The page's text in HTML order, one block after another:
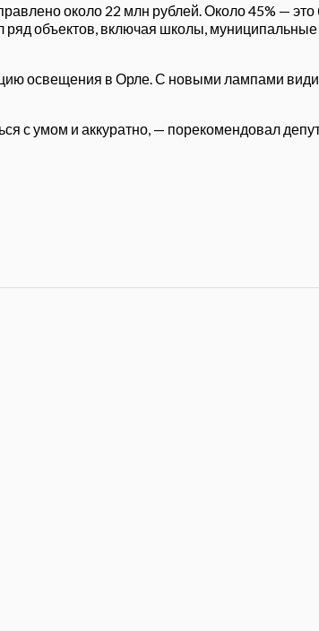
около 22 млн рублей. Около 45% —
ряд объектов, включая школы,
освещения в Орле. С новыми лампами
с умом и аккуратно, — порекомендовал